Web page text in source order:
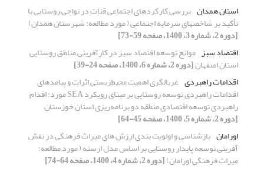
استان همدان بررسی کارکردهای اجتماعی قنات در نواحی روستایی با
تأکید بر شاخصهای سرمایه اجتماعی ( مورد مطالعه: شهرستان همدان)
[دوره 2، شماره 3، 1400، صفحه 59-73]
اقتصاد سبز موانع توسعه اقتصاد سبز در کارآفرینی مناطق روستایی
استان اصفهان[دوره 2، شماره 6، 1400، صفحه 24-39]
اقدامات راهبردی غربالگری اهمیت محیط‌زیستی اثرات و پیامدهای
اقدامات راهبردی توسعه روستایی بر مبنای رویکرد SEA مورد: اقدام
راهبردی توسعه اقتصادی منطقه دو برنامه‌ریزی استان خوزستان
[دوره 2، شماره 5، 1400، صفحه 45-64]
اورامان بازشناسی و اولویت بندی ارزش های میراث فرهنگی در نقش
آفرینی توسعه پایدار روستایی بر اساس مدل ارسته ( مورد مطالعه:
میراث فرهنگی اورامان)[دوره 2، شماره 4، 1400، صفحه 64-74]